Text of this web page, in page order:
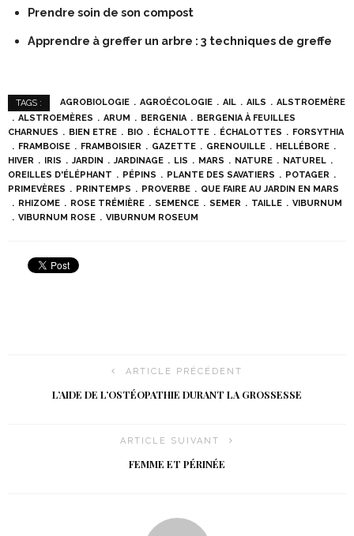
Prendre soin de son compost
Apprendre à greffer un arbre : 3 techniques de greffe
TAGS : AGROBIOLOGIE AGROÉCOLOGIE AIL AILS
ALSTROEMÈRE
ALSTROEMÈRES
ARUM BERGENIA
BERGENIA À FEUILLES
CHARNUES
BIEN ETRE BIO ÉCHALOTTE ÉCHALOTTES
FORSYTHIA
FRAMBOISE
FRAMBOISIER GAZETTE GRENOUILLE
HELLÉBORE
HIVER
IRIS JARDIN JARDINAGE LIS MARS NATURE
NATUREL
OREILLES D'ÉLÉPHANT
PÉPINS PLANTE DES SAVATIERS
POTAGER
PRIMEVÈRES
PRINTEMPS PROVERBE
QUE FAIRE AU JARDIN EN MARS
RHIZOME
ROSE TRÉMIÈRE SEMENCE SEMER TAILLE
VIBURNUM
VIBURNUM ROSE
VIBURNUM ROSEUM
ARTICLE PRÉCÉDENT
L’AIDE DE L’OSTÉOPATHIE DURANT LA GROSSESSE
ARTICLE SUIVANT
FEMME ET PÉRINÉE